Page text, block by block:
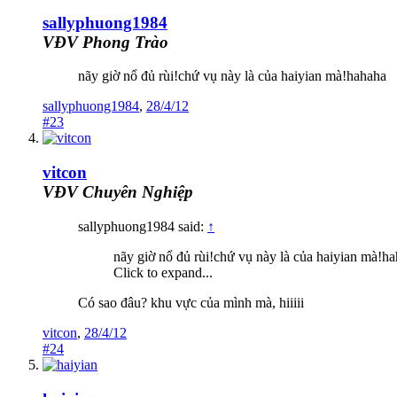
sallyphuong1984
VĐV Phong Trào
nãy giờ nổ đủ rùi!chứ vụ này là của haiyian mà!hahaha
sallyphuong1984, 28/4/12
#23
vitcon
VĐV Chuyên Nghiệp
sallyphuong1984 said: ↑
nãy giờ nổ đủ rùi!chứ vụ này là của haiyian
Click to expand...
Có sao đâu? khu vực của mình mà, hiiiii
vitcon, 28/4/12
#24